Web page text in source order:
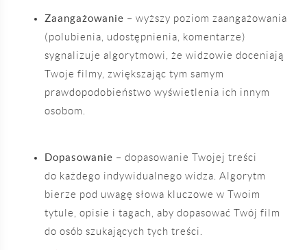
Zaangażowanie – wyższy poziom zaangażowania
(polubienia, udostępnienia, komentarze)
sygnalizuje algorytmowi, że widzowie doceniają
Twoje filmy, zwiększając tym samym
prawdopodobieństwo wyświetlenia ich innym
osobom.
Dopasowanie – dopasowanie Twojej treści
do każdego indywidualnego widza. Algorytm
bierze pod uwagę słowa kluczowe w Twoim
tytule, opisie i tagach, aby dopasować Twój film
do osób szukających tych treści.